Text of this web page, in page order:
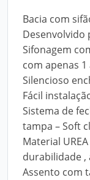
Bacia com
Desenvolvido
Sifonagem
com apenas
Silencioso
Fácil
Sistema de
tampa – Soft
Material
durabilidade ,
Assento com